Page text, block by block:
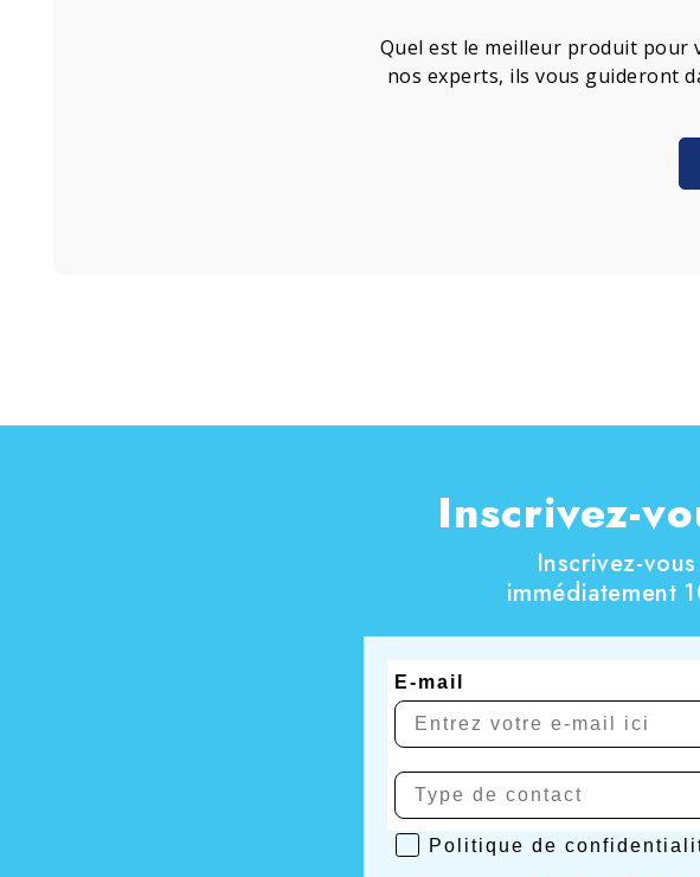
Quel est le meilleur produit pour
nos experts, ils vous guideront
Inscrivez-
Inscrivez-
immédiatement
E-mail
Politique de confidentialité
Politique de